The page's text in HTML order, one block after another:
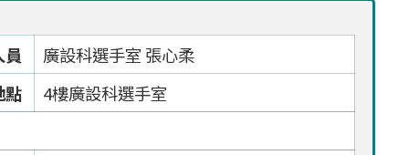
員
廣設科選手室 張心柔
點
4樓廣設科選手室